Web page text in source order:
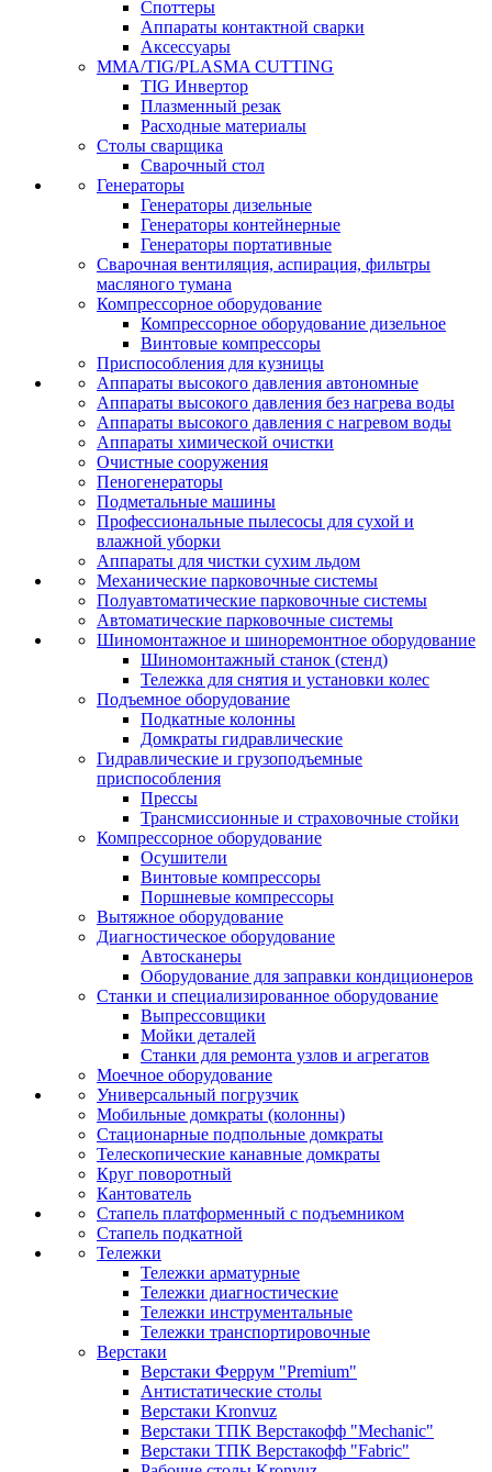
Споттеры
Аппараты контактной сварки
Аксессуары
MMA/TIG/PLASMA CUTTING
TIG Инвертор
Плазменный резак
Расходные материалы
Столы сварщика
Сварочный стол
Генераторы
Генераторы дизельные
Генераторы контейнерные
Генераторы портативные
Сварочная вентиляция, аспирация, фильтры
масляного тумана
Компрессорное оборудование
Компрессорное оборудование дизельное
Винтовые компрессоры
Приспособления для кузницы
Аппараты высокого давления автономные
Аппараты высокого давления без нагрева воды
Аппараты высокого давления с нагревом воды
Аппараты химической очистки
Очистные сооружения
Пеногенераторы
Подметальные машины
Профессиональные пылесосы для сухой и
влажной уборки
Аппараты для чистки сухим льдом
Механические парковочные системы
Полуавтоматические парковочные системы
Автоматические парковочные системы
Шиномонтажное и шиноремонтное оборудование
Шиномонтажный станок (стенд)
Тележка для снятия и установки колес
Подъемное оборудование
Подкатные колонны
Домкраты гидравлические
Гидравлические и грузоподъемные
приспособления
Прессы
Трансмиссионные и страховочные стойки
Компрессорное оборудование
Осушители
Винтовые компрессоры
Поршневые компрессоры
Вытяжное оборудование
Диагностическое оборудование
Автосканеры
Оборудование для заправки кондиционеров
Станки и специализированное оборудование
Выпрессовщики
Мойки деталей
Станки для ремонта узлов и агрегатов
Моечное оборудование
Универсальный погрузчик
Мобильные домкраты (колонны)
Стационарные подпольные домкраты
Телескопические канавные домкраты
Круг поворотный
Кантователь
Стапель платформенный с подъемником
Стапель подкатной
Тележки
Тележки арматурные
Тележки диагностические
Тележки инструментальные
Тележки транспортировочные
Верстаки
Верстаки Феррум "Premium"
Антистатические столы
Верстаки Kronvuz
Верстаки ТПК Верстакофф "Mechanic"
Верстаки ТПК Верстакофф "Fabric"